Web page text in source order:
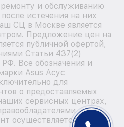
и обслуживанию
истечения на них
СЦ в Москве является
Предложение цен на
публичной офертой,
Статьи 437(2)
Все обозначения и
Asus Асус
для
о предоставляемых
сервисных центрах,
осуществляется для